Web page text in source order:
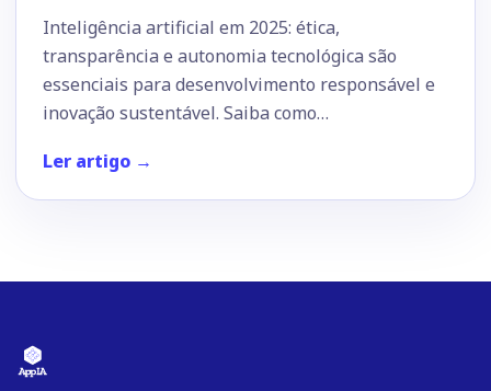
Inteligência artificial em 2025: ética,
transparência e autonomia tecnológica são
essenciais para desenvolvimento responsável e
inovação sustentável. Saiba como…
Ler artigo →